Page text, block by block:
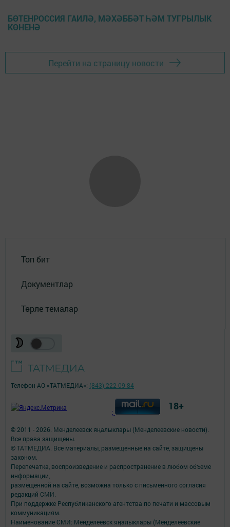
БӨТЕНРОССИЯ ГАИЛӘ, МӘХӘББӘТ ҺӘМ ТУГРЫЛЫК
КӨНЕНӘ
Перейти на страницу новости
Топ бит
Документлар
Төрле темалар
© 2011 - 2026. Менделеевск яӊалыклары (Менделеевские новости).
Все права защищены.
© ТАТМЕДИА. Все материалы, размещенные на сайте, защищены
законом.
Перепечатка, воспроизведение и распространение в любом объеме
информации,
размещенной на сайте, возможна только с письменного согласия
редакций СМИ.
При поддержке Республиканского агентства по печати и массовым
коммуникациям.
Наименование СМИ: Менделеевск яӊалыклары (Менделеевские
Телефон АО «ТАТМЕДИА»: (843) 222 09 84
; 18+